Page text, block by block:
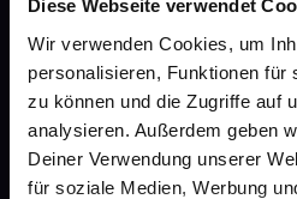
Diese Webseite verwendet
Wir verwenden Cookies, um
personalisieren, Funktionen für
zu können und die Zugriffe auf
analysieren. Außerdem geben
Deiner Verwendung unserer
für soziale Medien, Werbung
Barrierefreiheitserklärung
PAYBACK
gesund-versorger.de
Sanitätshäuser